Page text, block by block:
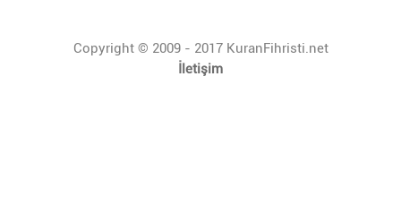
Copyright © 2009 - 2017 KuranFihristi.net
İletişim